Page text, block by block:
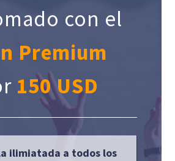
con el
Premium
150 USD
ilimiatada a todos los